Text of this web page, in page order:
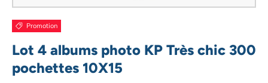
Promotion
Lot 4 albums photo KP Très chic 300
pochettes 10X15